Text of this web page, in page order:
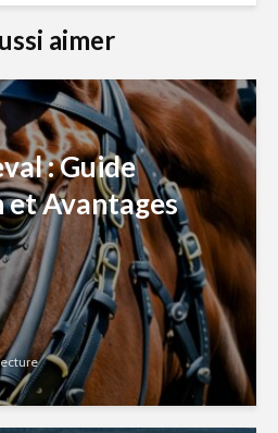
aimer
: Guide
et Avantages